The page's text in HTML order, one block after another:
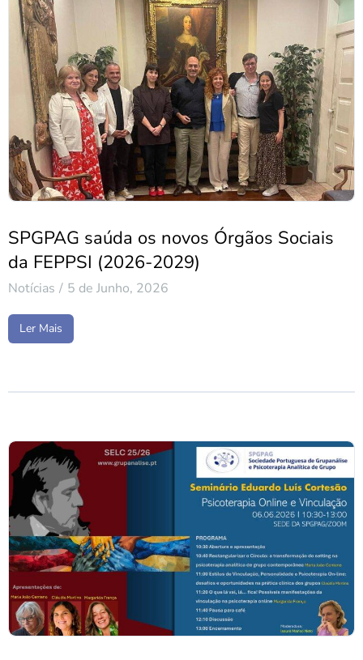
SPGPAG saúda os novos Órgãos Sociais
da FEPPSI (2026-2029)
Notícias 5 de Junho, 2026
Ler Mais